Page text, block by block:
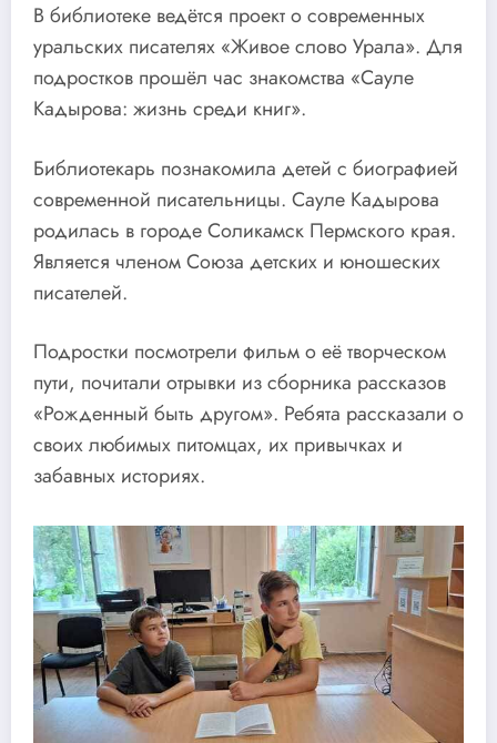
В библиотеке ведётся проект о современных
уральских писателях «Живое слово Урала». Для
подростков прошёл час знакомства «Сауле
Кадырова: жизнь среди книг».
Библиотекарь познакомила детей с биографией
современной писательницы. Сауле Кадырова
родилась в городе Соликамск Пермского края.
Является членом Союза детских и юношеских
писателей.
Подростки посмотрели фильм о её творческом
пути, почитали отрывки из сборника рассказов
«Рожденный быть другом». Ребята рассказали о
своих любимых питомцах, их привычках и
забавных историях.